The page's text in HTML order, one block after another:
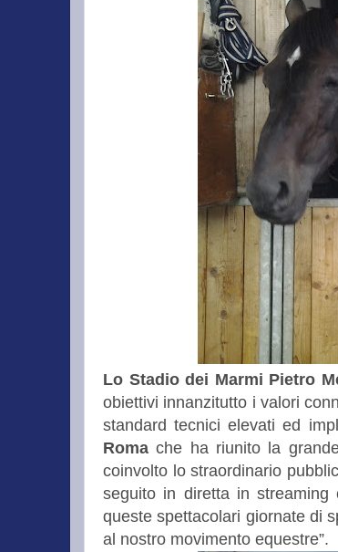
Lo Stadio dei Marmi Pietro
obiettivi innanzitutto i valori
standard tecnici elevati ed
Roma che ha riunito la
coinvolto lo straordinario
seguito in diretta in
queste spettacolari giornate di
al nostro movimento equestre”.